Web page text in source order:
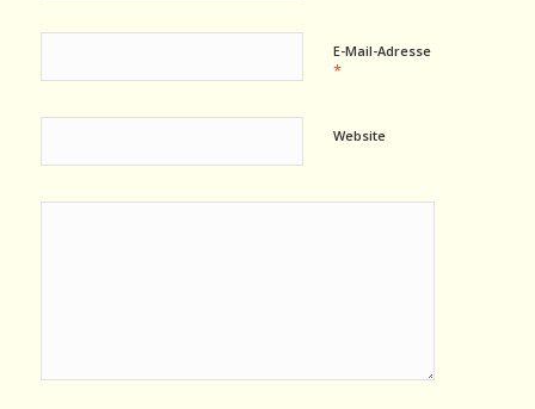
E-Mail-Adresse
*
Website